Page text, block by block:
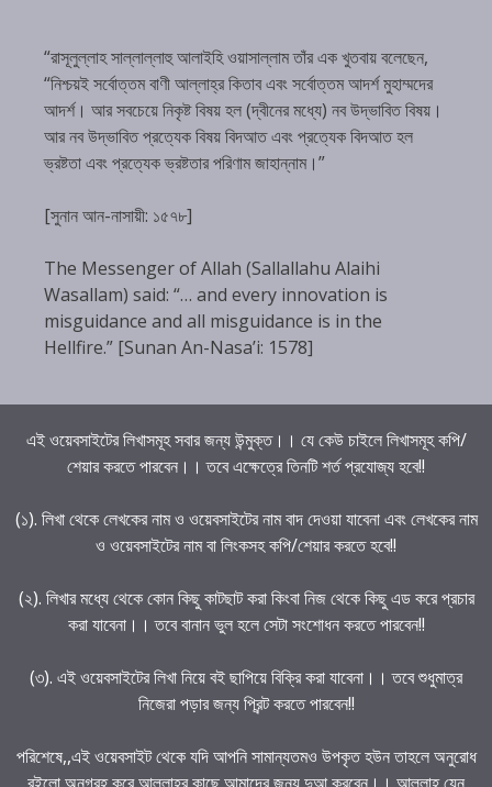
“রাসূলুল্লাহ সাল্লাল্লাহু আলাইহি ওয়াসাল্লাম তাঁর এক খুতবায় বলেছেন,
“নিশ্চয়ই সর্বোত্তম বাণী আল্লাহ্‌র কিতাব এবং সর্বোত্তম আদর্শ মুহাম্মদের
আদর্শ। আর সবচেয়ে নিকৃষ্ট বিষয় হল (দ্বীনের মধ্যে) নব উদ্ভাবিত বিষয়।
আর নব উদ্ভাবিত প্রত্যেক বিষয় বিদআত এবং প্রত্যেক বিদআত হল
ভ্রষ্টতা এবং প্রত্যেক ভ্রষ্টতার পরিণাম জাহান্নাম।”
[সুনান আন-নাসায়ী: ১৫৭৮]
The Messenger of Allah (Sallallahu Alaihi
Wasallam) said: “… and every innovation is
misguidance and all misguidance is in the
Hellfire.” [Sunan An-Nasa’i: 1578]
এই ওয়েবসাইটের লিখাসমূহ সবার জন্য উন্মুক্ত।। যে কেউ চাইলে লিখাসমূহ কপি/
শেয়ার করতে পারবেন।। তবে এক্ষেত্রে তিনটি শর্ত প্রযোজ্য হবে!!
(১). লিখা থেকে লেখকের নাম ও ওয়েবসাইটের নাম বাদ দেওয়া যাবেনা এবং লেখকের নাম
ও ওয়েবসাইটের নাম বা লিংকসহ কপি/শেয়ার করতে হবে!!
(২). লিখার মধ্যে থেকে কোন কিছু কাটছাট করা কিংবা নিজ থেকে কিছু এড করে প্রচার
করা যাবেনা।। তবে বানান ভুল হলে সেটা সংশোধন করতে পারবেন!!
(৩). এই ওয়েবসাইটের লিখা নিয়ে বই ছাপিয়ে বিক্রি করা যাবেনা।। তবে শুধুমাত্র
নিজেরা পড়ার জন্য প্রিন্ট করতে পারবেন!!
পরিশেষে,,এই ওয়েবসাইট থেকে যদি আপনি সামান্যতমও উপকৃত হউন তাহলে অনুরোধ
রইলো অনুগ্রহ করে আল্লাহর কাছে আমাদের জন্য দুআ করবেন।। আল্লাহ যেন